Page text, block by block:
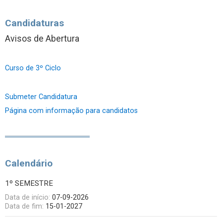
Candidaturas
Avisos de Abertura
Curso de 3º Ciclo
Submeter Candidatura
Página com informação para candidatos
Calendário
1º SEMESTRE
Data de início: 07-09-2026
Data de fim: 15-01-2027